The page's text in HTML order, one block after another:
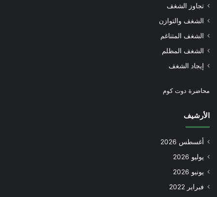
تجاوز الشغف
الشغف والتوازن
الشغف المتناغم
الشغف المظلم
إيجاد الشغف
محاضرة دوت كوم
الأرشيف
أغسطس 2026
يوليو 2026
يونيو 2026
فبراير 2022